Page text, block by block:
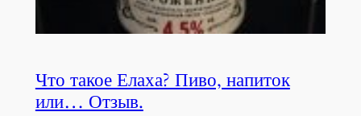
Что такое Елаха? Пиво, напиток
или… Отзыв.